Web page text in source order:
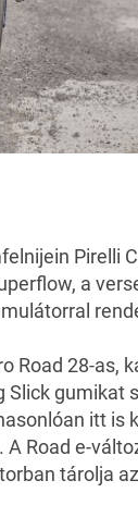
Pirelli
a
Road 28-as,
gumikat
itt is
Road e-
tárolja